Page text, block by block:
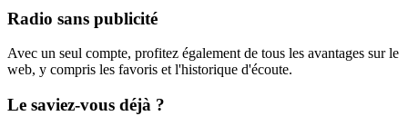
Radio sans publicité
Avec un seul compte, profitez également de tous les avantages sur le
web, y compris les favoris et l'historique d'écoute.
Le saviez-vous déjà ?